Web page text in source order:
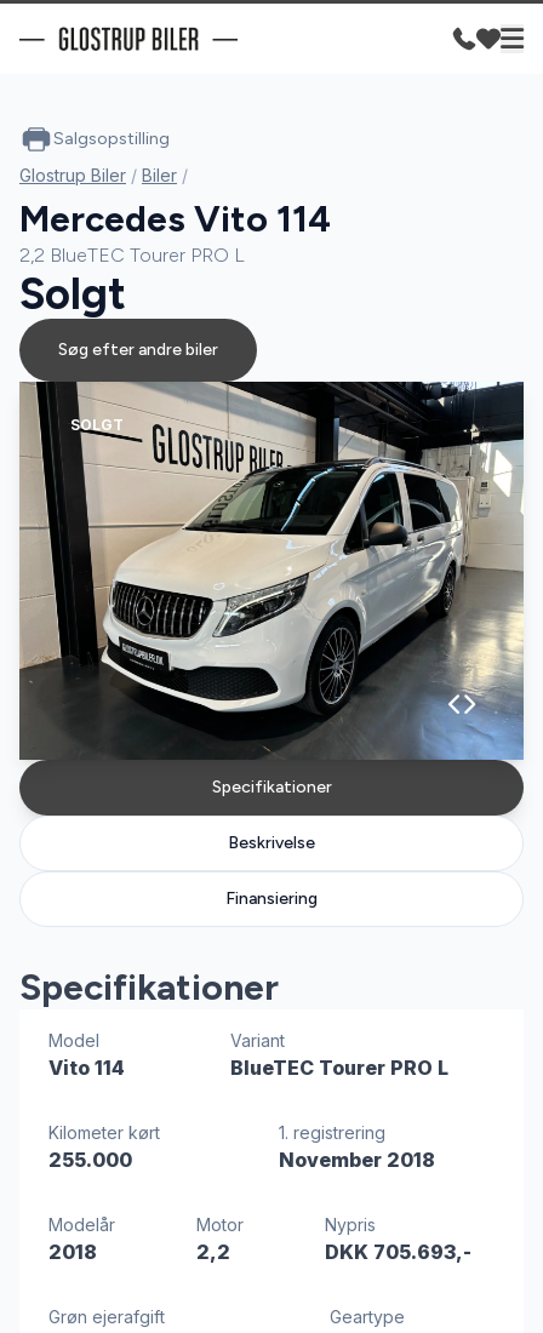
SOLGT
Specifikationer
Beskrivelse
Finansiering
Specifikationer
Model
Vito 114
Variant
BlueTEC Tourer PRO L
Kilometer kørt
255.000
1. registrering
November 2018
Modelår
2018
Motor
2,2
Nypris
DKK 705.693,-
Grøn ejerafgift Geartype
Salgsopstilling
Glostrup Biler / Biler /
Mercedes Vito 114
2,2 BlueTEC Tourer PRO L
Solgt
Søg efter andre biler